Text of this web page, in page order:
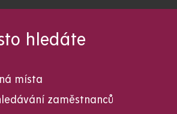
hledáte
místa
zaměstnanců